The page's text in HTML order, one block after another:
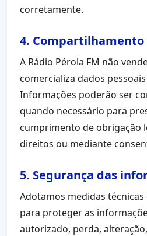
corretamente.
4. Compartilhamento
A Rádio Pérola FM não
comercializa dados
Informações poderão ser
quando necessário para
cumprimento de obrigação
direitos ou mediante
5. Segurança das
Adotamos medidas
para proteger as
autorizado, perda,